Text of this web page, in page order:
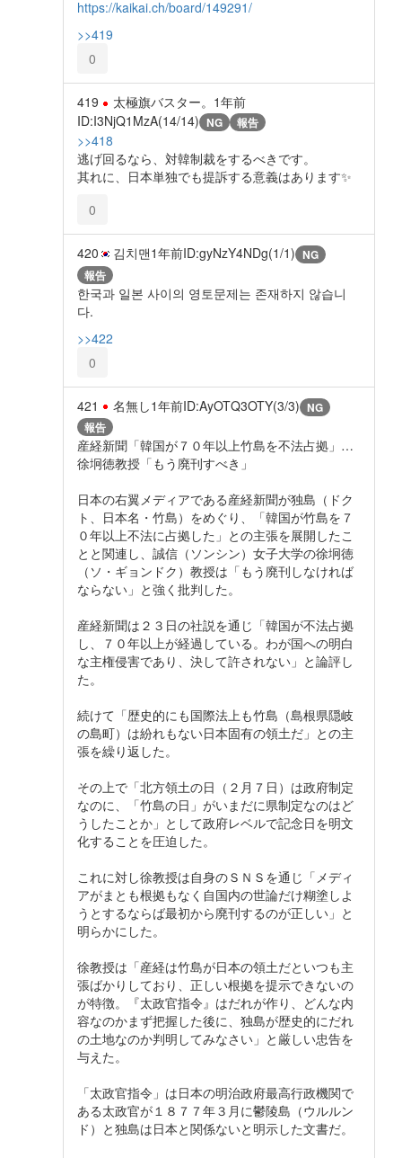
https://kaikai.ch/board/149291/
>>419
0
419 太極旗バスター。 1年前
ID:I3NjQ1MzA(14/14) NG 報告
>>418
逃げ回るなら、対韓制裁をするべきです。
其れに、日本単独でも提訴する意義はあります✨️
0
420 김치맨1年前ID:gyNzY4NDg(1/1) NG
報告
한국과 일본 사이의 영토문제는 존재하지 않습니
다.
>>422
0
421 名無し1年前ID:AyOTQ3OTY(3/3) NG
報告
産経新聞「韓国が７０年以上竹島を不法占拠」…
徐坰徳教授「もう廃刊すべき」
日本の右翼メディアである産経新聞が独島（ドク
ト、日本名・竹島）をめぐり、「韓国が竹島を７
０年以上不法に占拠した」との主張を展開したこ
とと関連し、誠信（ソンシン）女子大学の徐坰徳
（ソ・ギョンドク）教授は「もう廃刊しなければ
ならない」と強く批判した。
産経新聞は２３日の社説を通じ「韓国が不法占拠
し、７０年以上が経過している。わが国への明白
な主権侵害であり、決して許されない」と論評し
た。
続けて「歴史的にも国際法上も竹島（島根県隠岐
の島町）は紛れもない日本固有の領土だ」との主
張を繰り返した。
その上で「北方領土の日（２月７日）は政府制定
なのに、「竹島の日」がいまだに県制定なのはど
うしたことか」として政府レベルで記念日を明文
化することを圧迫した。
これに対し徐教授は自身のＳＮＳを通じ「メディ
アがまとも根拠もなく自国内の世論だけ糊塗しよ
うとするならば最初から廃刊するのが正しい」と
明らかにした。
徐教授は「産経は竹島が日本の領土だといつも主
張ばかりしており、正しい根拠を提示できないの
が特徴。『太政官指令』はだれが作り、どんな内
容なのかまず把握した後に、独島が歴史的にだれ
の土地なのか判明してみなさい」と厳しい忠告を
与えた。
「太政官指令」は日本の明治政府最高行政機関で
ある太政官が１８７７年３月に鬱陵島（ウルルン
ド）と独島は日本と関係ないと明示した文書だ。